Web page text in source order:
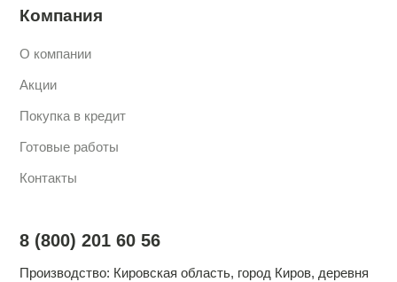
8 (800) 201 60 56
Производство: Кировская область, город Киров, деревня
Компания
О компании
Акции
Покупка в кредит
Готовые работы
Контакты